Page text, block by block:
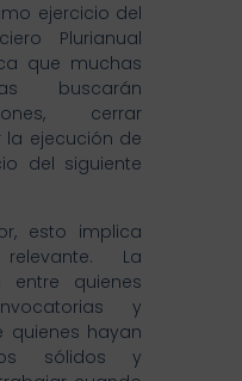
ejercicio del
Plurianual
que muchas
buscarán
cerrar
ejecución de
del siguiente
esto implica
La
entre quienes
y
quienes hayan
sólidos y